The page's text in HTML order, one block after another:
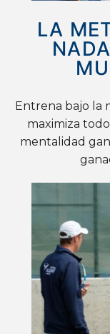
LA
Entrena bajo la
maximiza
mentalidad